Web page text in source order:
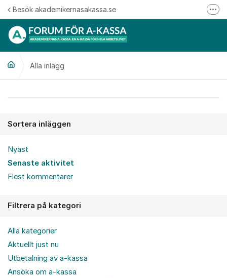
Hoppa till innehåll
Besök akademikernasakassa.se
Alla inlägg
Sortera inläggen
Nyast
Senaste aktivitet
Flest kommentarer
Filtrera på kategori
Alla kategorier
Aktuellt just nu
Utbetalning av a-kassa
Ansöka om a-kassa